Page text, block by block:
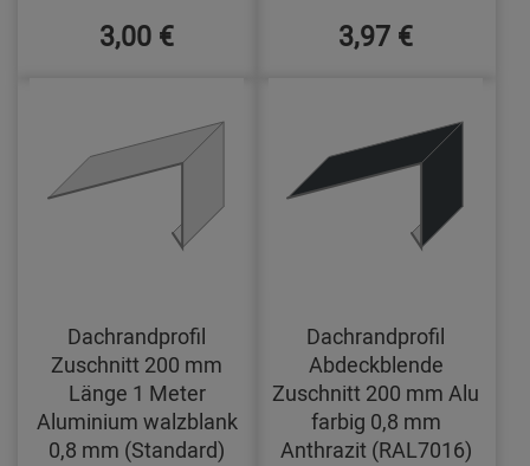
3,00 € 3,97 €
Dachrandprofil
Zuschnitt 200 mm
Länge 1 Meter
Aluminium walzblank
0,8 mm (Standard)
Dachrandprofil
Abdeckblende
Zuschnitt 200 mm Alu
farbig 0,8 mm
Anthrazit (RAL7016)